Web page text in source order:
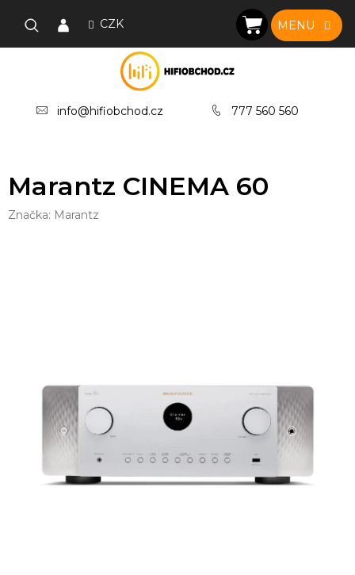
CZK
info@hifiobchod.cz 777 560 560
NÁKUPNÍ
KOŠÍK
Marantz CINEMA 60
Značka: Marantz